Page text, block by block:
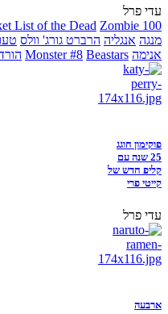
עדי פרל
List of the Dead Zombie 100
מנגה אנגליה הרברט גורג' וולס
אנימה
Monster #8 Beastars
פוקימון חוגג
25 שנה עם
קליפ חדש של
קייטי פרי
עדי פרל
ארבעה